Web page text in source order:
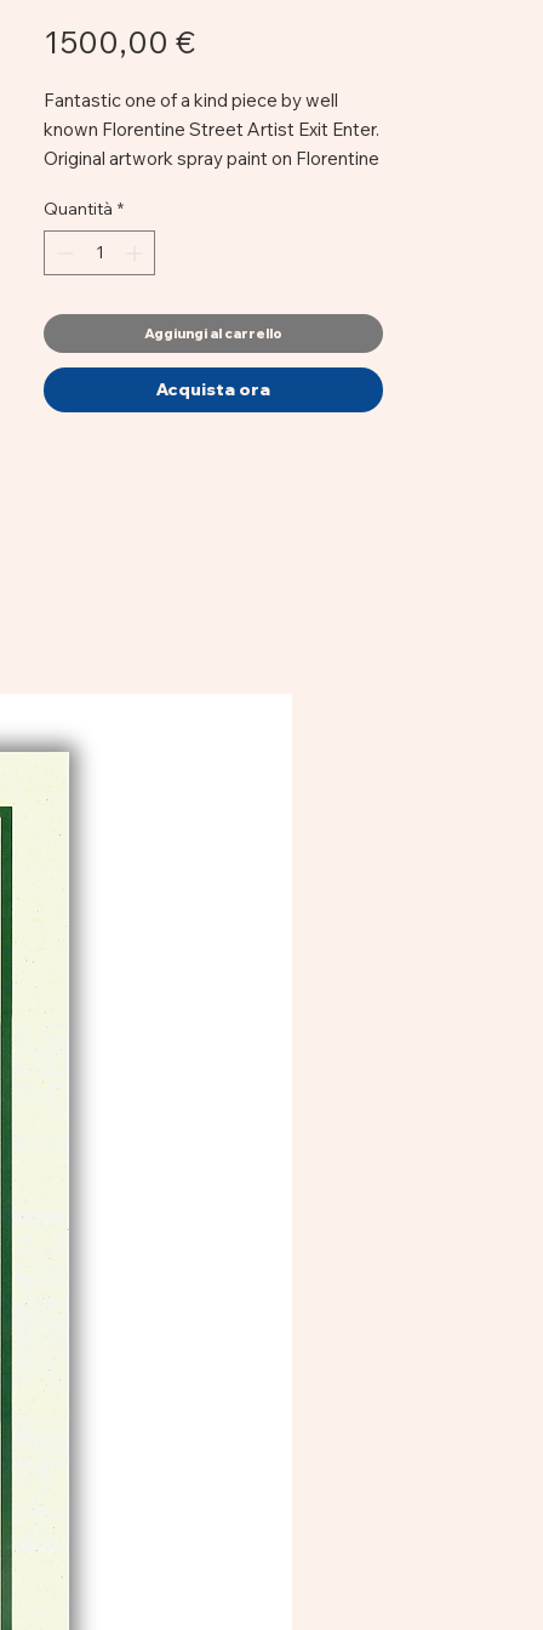
1500,00 €Prezzo
Fantastic one of a kind piece by well
known Florentine Street Artist Exit Enter.
Original artwork spray paint on Florentine
EXIT ENTER Original | Reworked Street
Sign | Love Together
Quantità *
Aggiungi al carrello
Acquista ora